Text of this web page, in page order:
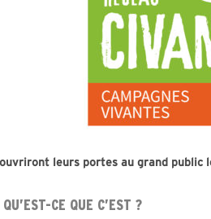
ouvriront leurs portes au grand public
CE QUE C’EST ?